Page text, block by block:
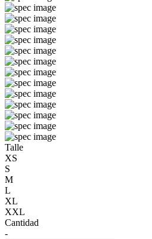
Talle
XS
S
M
L
XL
XXL
Cantidad
-